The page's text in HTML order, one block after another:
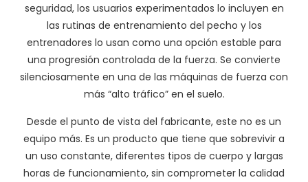
seguridad, los usuarios experimentados lo incluyen en
las rutinas de entrenamiento del pecho y los
entrenadores lo usan como una opción estable para
una progresión controlada de la fuerza. Se convierte
silenciosamente en una de las máquinas de fuerza con
más “alto tráfico” en el suelo.
Desde el punto de vista del fabricante, este no es un
equipo más. Es un producto que tiene que sobrevivir a
un uso constante, diferentes tipos de cuerpo y largas
horas de funcionamiento, sin comprometer la calidad